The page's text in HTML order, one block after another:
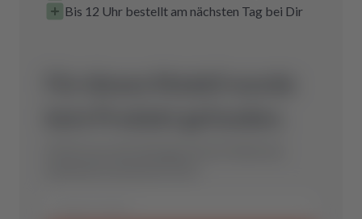
Bis 12 Uhr bestellt am nächsten Tag bei Dir